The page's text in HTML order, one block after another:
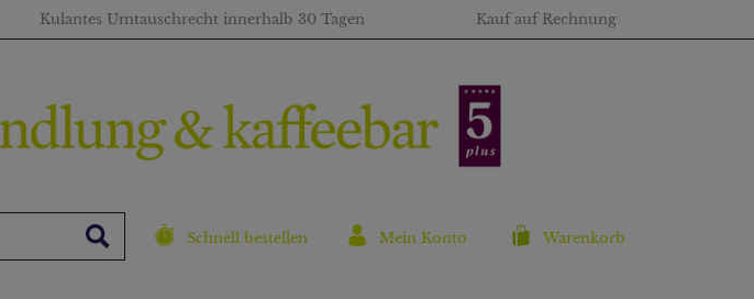
Kulantes Umtauschrecht innerhalb 30 Tagen Kauf auf Rechnung
Schnell bestellen Mein Konto Warenkorb